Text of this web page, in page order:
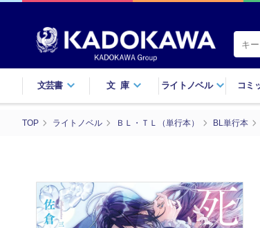
文芸書 文庫 ライトノベル コミ
TOP ライトノベル ＢＬ・ＴＬ（単行本） BL単行本